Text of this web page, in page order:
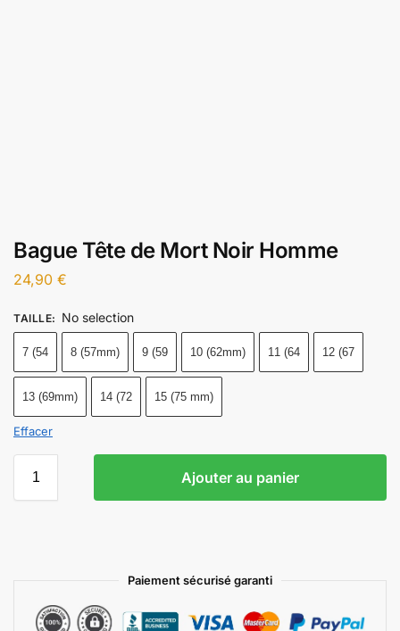
Bague Tête de Mort Noir Homme
24,90 €
TAILLE: No selection
7 (54 8 (57mm) 9 (59 10 (62mm) 11 (64 12 (67
13 (69mm) 14 (72 15 (75 mm)
Effacer
Ajouter au panier
Paiement sécurisé garanti